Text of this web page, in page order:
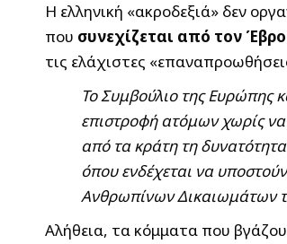
Η ελληνική «ακροδεξιά» δεν
που συνεχίζεται από τον
τις ελάχιστες
Το Συμβούλιο της Ευρώπης
επιστροφή ατόμων χωρίς να
από τα κράτη τη
όπου ενδέχεται να
Ανθρωπίνων Δικαιωμάτων
Αλήθεια, τα κόμματα που